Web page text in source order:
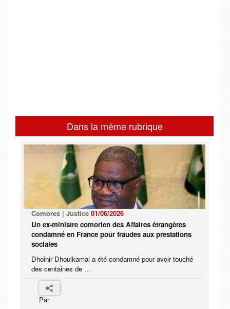
Dans la même rubrique
Comores | Justice 01/06/2026
Un ex-ministre comorien des Affaires étrangères
condamné en France pour fraudes aux prestations
sociales
Dhoihir Dhoulkamal a été condamné pour avoir touché
des centaines de ...
Par